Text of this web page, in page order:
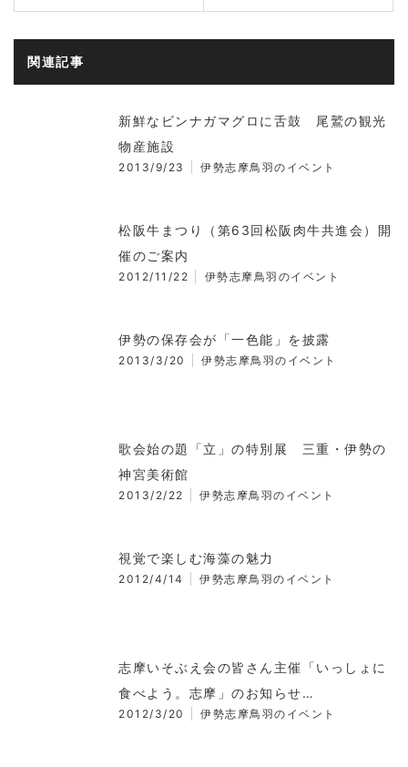
関連記事
新鮮なビンナガマグロに舌鼓 尾鷲の観光
物産施設
2013/9/23 伊勢志摩鳥羽のイベント
松阪牛まつり（第63回松阪肉牛共進会）開
催のご案内
2012/11/22 伊勢志摩鳥羽のイベント
伊勢の保存会が「一色能」を披露
2013/3/20 伊勢志摩鳥羽のイベント
歌会始の題「立」の特別展 三重・伊勢の
神宮美術館
2013/2/22 伊勢志摩鳥羽のイベント
視覚で楽しむ海藻の魅力
2012/4/14 伊勢志摩鳥羽のイベント
志摩いそぶえ会の皆さん主催「いっしょに
食べよう。志摩」のお知らせ…
2012/3/20 伊勢志摩鳥羽のイベント